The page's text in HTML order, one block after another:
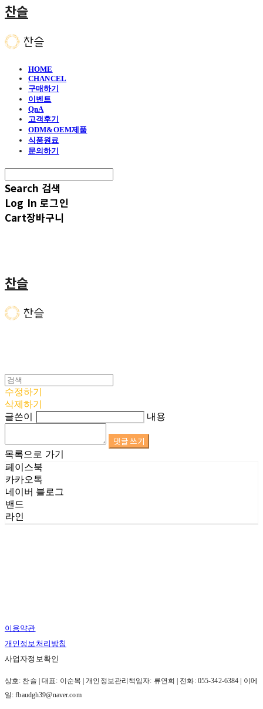
찬슬
HOME
CHANCEL
구매하기
이벤트
QnA
고객후기
ODM&OEM제품
식품원료
문의하기
Search 검색
Log In 로그인
Cart장바구니
찬슬
수정하기
삭제하기
글쓴이
내용
댓글 쓰기
목록으로 가기
페이스북
카카오톡
네이버 블로그
밴드
라인
이용약관
개인정보처리방침
사업자정보확인
상호: 찬슬 | 대표: 이순복 | 개인정보관리책임자: 류연희 | 전화: 055-342-6384 | 이메
일: fbaudgh39@naver.com